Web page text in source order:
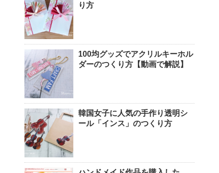
り方
100均グッズでアクリルキーホル
ダーのつくり方【動画で解説】
韓国女子に人気の手作り透明シ
ール「インス」のつくり方